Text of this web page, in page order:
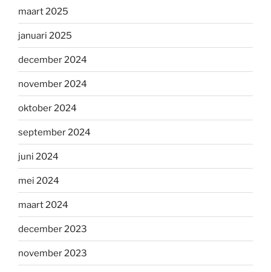
maart 2025
januari 2025
december 2024
november 2024
oktober 2024
september 2024
juni 2024
mei 2024
maart 2024
december 2023
november 2023